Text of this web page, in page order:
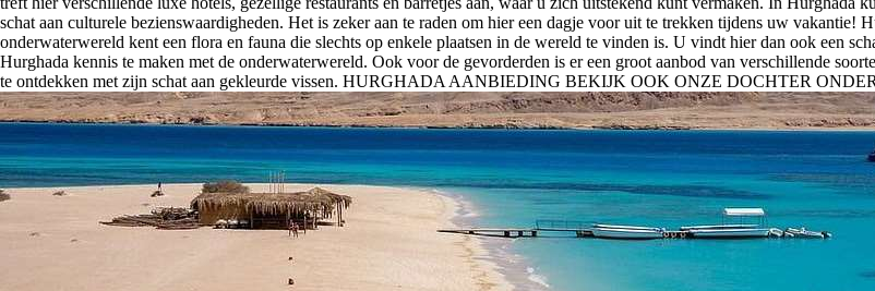
schat aan culturele bezienswaardigheden. Het is zeker aan te raden om hier een dagje voor uit te trekken tijdens uw vakantie!
onderwaterwereld kent een flora en fauna die slechts op enkele plaatsen in de wereld te vinden is. U vindt hier dan ook een
Hurghada kennis te maken met de onderwaterwereld. Ook voor de gevorderden is er een groot aanbod van verschillende
te ontdekken met zijn schat aan gekleurde vissen. HURGHADA AANBIEDING BEKIJK OOK ONZE DOCHTER